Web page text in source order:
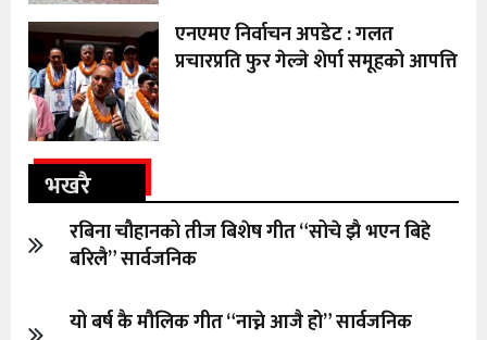
एनएमए निर्वाचन अपडेट : गलत
प्रचारप्रति फुर गेल्जे शेर्पा समूहको आपत्ति
भखरै
रबिना चौहानको तीज बिशेष गीत “सोचे झै भएन बिहे
बरिलै” सार्वजनिक
यो बर्ष कै मौलिक गीत “नाच्ने आजै हो” सार्वजनिक